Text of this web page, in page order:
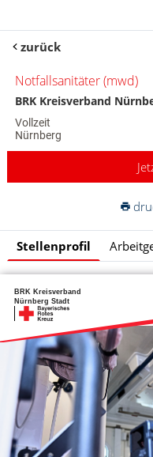
zurück
Notfallsanitäter (mwd)
BRK Kreisverband
Vollzeit
Nürnberg
Stellenprofil